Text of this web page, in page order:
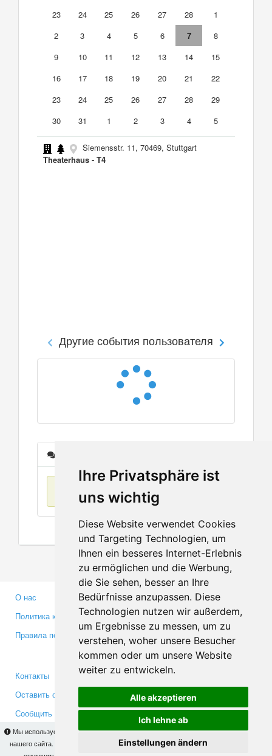
Ihre Privatsphäre ist
uns wichtig
Diese Website verwendet Cookies
und Targeting Technologien, um
Ihnen ein besseres Internet-Erlebnis
zu ermöglichen und die Werbung,
die Sie sehen, besser an Ihre
Bedürfnisse anzupassen. Diese
Technologien nutzen wir außerdem,
um Ergebnisse zu messen, um zu
verstehen, woher unsere Besucher
kommen oder um unsere Website
weiter zu entwickeln.
Alle akzeptieren
Ich lehne ab
Einstellungen ändern
Мы используем cookies для того, чтобы Вы могли использовать весь функционал
нашего сайта. На
Вы сможете узнать подробности и, при желании,
23
24 25 26 27 28
1
2
3 4 5 6 7
8
9
10 11 12 13 14
15
16
17 18 19 20 21
22
23
24 25 26 27 28
29
30
31 1 2 3 4 5
Siemensstr. 11, 70469, Stuttgart
Theaterhaus - T4
Другие события пользователя
О нас
Политика конфиденциальности
Правила пользования
Партнерам
Инвесторам
Медиа
Контакты
Оставить отзыв
Сообщить об ошибке
Facebook
Twitter
YouTube
Google+